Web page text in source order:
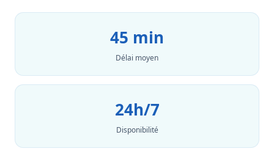
45 min
Délai moyen
24h/7
Disponibilité